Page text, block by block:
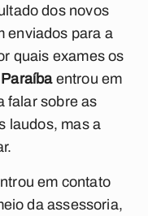
dos novos
enviados para a
quais exames os
entrou em
falar sobre as
laudos, mas a
em contato
da assessoria,